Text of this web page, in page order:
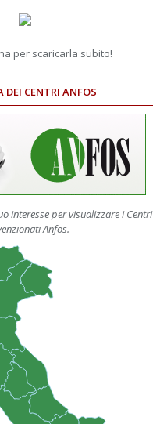
per scaricarla subito!
DEI CENTRI ANFOS
interesse per visualizzare i Centri
Anfos.